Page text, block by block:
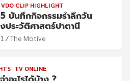
VDO CLIP HIGHLIGHT
บันทึกกิจกรรมรำลึกวัน
ระวัติศาสตร์ปาตานี
The Motive
TV ONLINE